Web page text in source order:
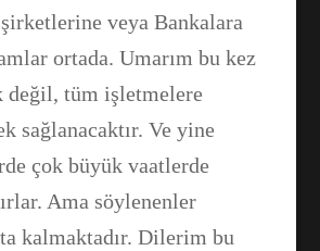
veya Bankalara
ortada. Umarım bu kez
değil, tüm işletmelere
sağlanacaktır. Ve yine
çok büyük vaatlerde
Ama söylenenler
kalmaktadır. Dilerim bu